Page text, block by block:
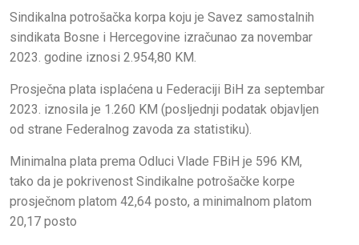
Sindikalna potrošačka korpa koju je Savez samostalnih
sindikata Bosne i Hercegovine izračunao za novembar
2023. godine iznosi 2.954,80 KM.
Prosječna plata isplaćena u Federaciji BiH za septembar
2023. iznosila je 1.260 KM (posljednji podatak objavljen
od strane Federalnog zavoda za statistiku).
Minimalna plata prema Odluci Vlade FBiH je 596 KM,
tako da je pokrivenost Sindikalne potrošačke korpe
prosječnom platom 42,64 posto, a minimalnom platom
20,17 posto